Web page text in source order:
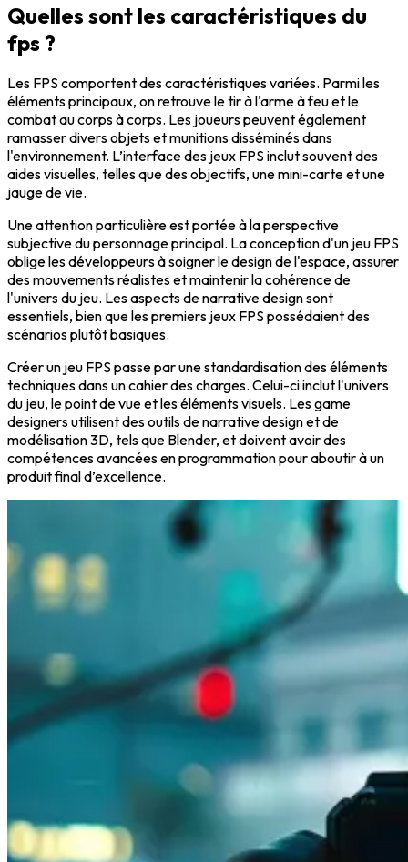
Quelles sont les caractéristiques du
fps ?
Les FPS comportent des caractéristiques variées. Parmi les
éléments principaux, on retrouve le tir à l'arme à feu et le
combat au corps à corps. Les joueurs peuvent également
ramasser divers objets et munitions disséminés dans
l'environnement. L’interface des jeux FPS inclut souvent des
aides visuelles, telles que des objectifs, une mini-carte et une
jauge de vie.
Uneattention particulièreest portée à la perspective
subjective du personnage principal. La conception d'un jeu FPS
oblige les développeurs à soigner le design de l'espace, assurer
des mouvements réalistes et maintenir la cohérence de
l'univers du jeu. Les aspects de narrative design sont
essentiels, bien que les premiers jeux FPS possédaient des
scénarios plutôt basiques.
Créer un jeu FPS passe par une standardisation des éléments
techniques dans un cahier des charges. Celui-ci inclut l'univers
du jeu, le point de vue et les éléments visuels. Les game
designers utilisent des outils de narrative design et de
modélisation 3D, tels que Blender, et doivent avoir des
compétences avancées en programmation pour aboutir à un
produit final d’excellence.